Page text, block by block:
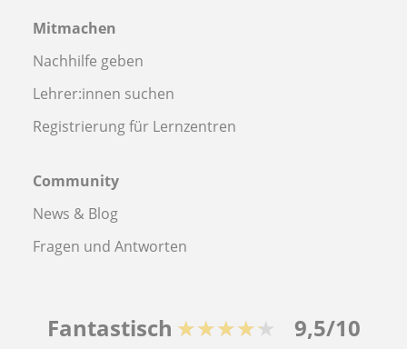
Mitmachen
Nachhilfe geben
Lehrer:innen suchen
Registrierung für Lernzentren
Community
News & Blog
Fragen und Antworten
Fantastisch ★★★★★ 9,5/10